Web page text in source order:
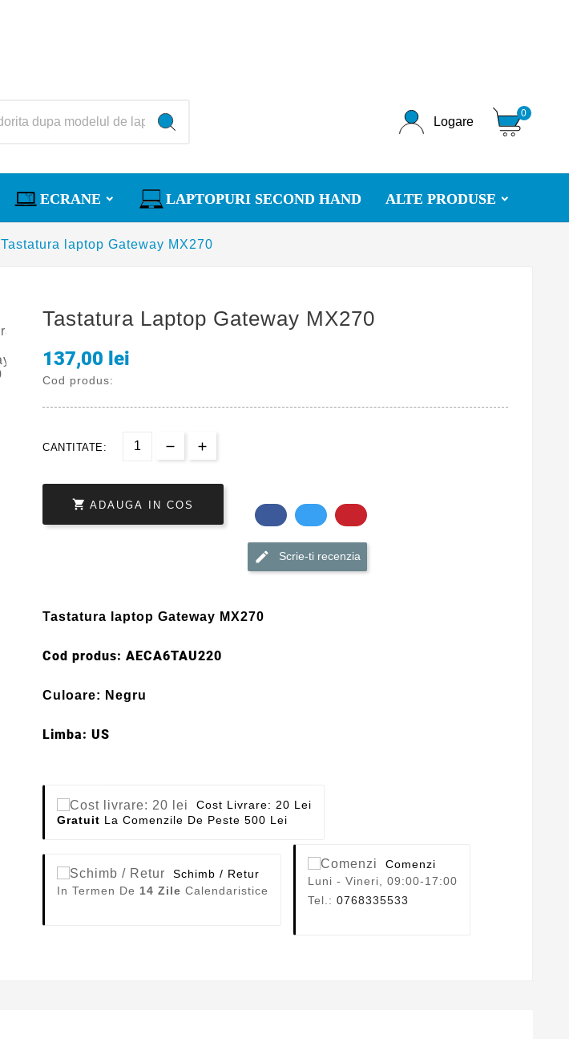
Logare
0
ECRANE LAPTOPURI SECOND HAND ALTE PRODUSE
Tastatura laptop Gateway MX270
Tastatura Laptop Gateway MX270
137,00 lei
Cod produs:
CANTITATE:
 ADAUGA IN COS
Scrie-ti recenzia
Tastatura laptop Gateway MX270
Cod produs: AECA6TAU220
Culoare: Negru
Limba: US
Cost Livrare: 20 Lei
Gratuit La Comenzile De Peste 500 Lei
Schimb / Retur
In Termen De 14 Zile Calendaristice
Comenzi
Luni - Vineri, 09:00-17:00
Tel.: 0768335533